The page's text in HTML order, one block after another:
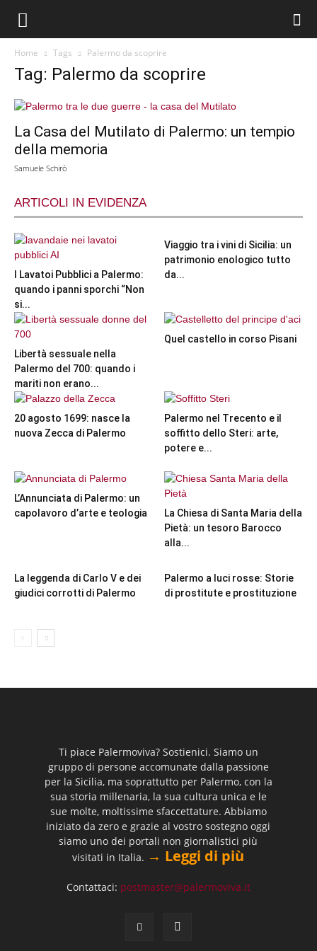
Home Tags Palermo da scoprire
Tag: Palermo da scoprire
La Casa del Mutilato di Palermo: un tempio
della memoria
Samuele Schirò
ARTICOLI IN EVIDENZA
I Lavatoi Pubblici a Palermo:
quando i panni sporchi “Non
si...
Viaggio tra i vini di Sicilia: un
patrimonio enologico tutto
da...
Libertà sessuale nella
Palermo del 700: quando i
mariti non erano...
Quel castello in corso Pisani
20 agosto 1699: nasce la
nuova Zecca di Palermo
Palermo nel Trecento e il
soffitto dello Steri: arte,
potere e...
L’Annunciata di Palermo: un
capolavoro d’arte e teologia
La Chiesa di Santa Maria della
Pietà: un tesoro Barocco
alla...
La leggenda di Carlo V e dei
giudici corrotti di Palermo
Palermo a luci rosse: Storie
di prostitute e prostituzione
Ti piace Palermoviva? Sostienici. Siamo un
gruppo di persone accomunate dalla passione
per la Sicilia, ma soprattutto per Palermo, con la
sua storia millenaria, la sua cultura unica e le
sue molte, moltissime sfaccettature. Abbiamo
iniziato da zero e grazie al vostro sostegno oggi
siamo uno dei portali non giornalistici più
visitati in Italia. → Leggi di più
Contattaci: postmaster@palermoviva.it